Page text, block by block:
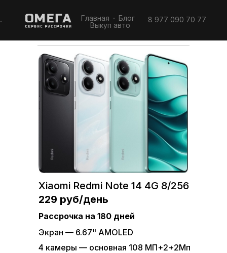
Главная
Блог
Выкуп авто
8 977 090 70 77
Xiaomi Redmi Note 14 4G 8/256
229 руб/день
Экран — 6.67" AMOLED
4 камеры — основная 108 МП+2+2Мп
Рассрочка на 180 дней